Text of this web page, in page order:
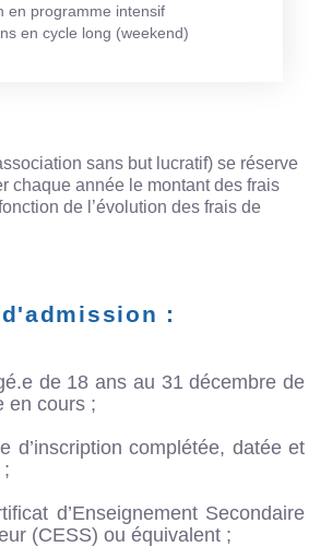
en programme intensif
en cycle long (weekend)
sans but lucratif) se réserve
chaque année le montant des frais
de l’évolution des frais de
:
de 18 ans au 31 décembre de
en cours ;
d’inscription complétée, datée et
d’Enseignement Secondaire
(CESS) ou équivalent ;